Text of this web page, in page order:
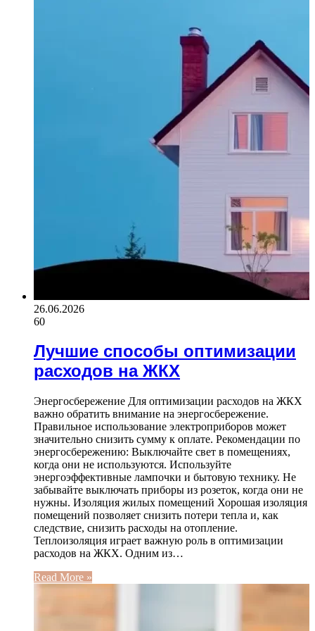
26.06.2026
60
Лучшие способы оптимизации
расходов на ЖКХ
Энергосбережение Для оптимизации расходов на ЖКХ
важно обратить внимание на энергосбережение.
Правильное использование электроприборов может
значительно снизить сумму к оплате. Рекомендации по
энергосбережению: Выключайте свет в помещениях,
когда они не используются. Используйте
энергоэффективные лампочки и бытовую технику. Не
забывайте выключать приборы из розеток, когда они не
нужны. Изоляция жилых помещений Хорошая изоляция
помещений позволяет снизить потери тепла и, как
следствие, снизить расходы на отопление.
Теплоизоляция играет важную роль в оптимизации
расходов на ЖКХ. Одним из…
Read More »